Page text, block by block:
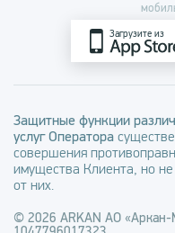
Загрузите из
Защитные функции
услуг Оператора
совершения
имущества Клиента, но
от них.
© 2026 ARKAN АО